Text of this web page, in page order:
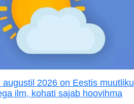
augustil 2026 on Eestis muutliku
ilm, kohati sajab hoovihma